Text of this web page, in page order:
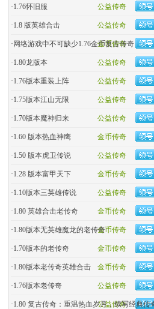
公益传奇
·1.76怀旧服
公益传奇
·1.8 版英雄合击
金币传奇
· 网络游戏中不可缺少1.76金币复古传奇
公益传奇
·1.80龙版本
公益传奇
·1.76版本重装上阵
公益传奇
·1.75版本江山无限
公益传奇
·1.70版本魔神归来
金币传奇
·1.60 版本热血神鹰
公益传奇
·1.50 版本虎卫传说
金币传奇
·1.28 版本富甲天下
公益传奇
·1.10版本三英雄传说
金币传奇
·1.80 英雄合击老传奇
金币传奇
·1.80版本无英雄魔龙的老传奇
金币传奇
·1.70版本的老传奇
金币传奇
·1.80版本老传奇英雄合击
公益传奇
·1.76版本老传奇
公益传奇
·1.80 复古传奇：重温热血岁月，续写经典传